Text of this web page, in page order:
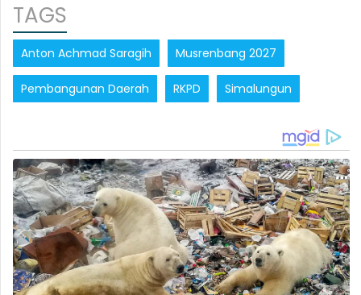
TAGS
Anton Achmad Saragih Musrenbang 2027
Pembangunan Daerah RKPD Simalungun